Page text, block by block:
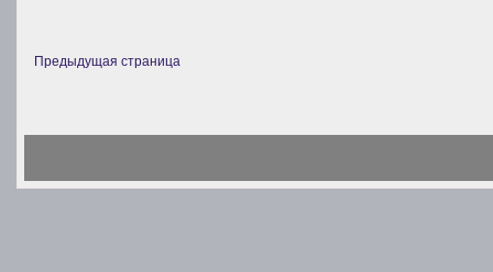
Предыдущая страница